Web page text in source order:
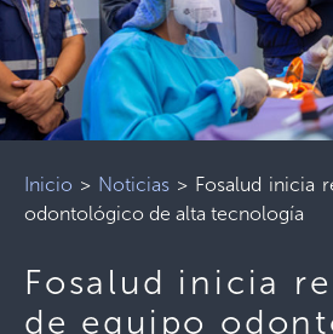
Inicio > Noticias > Fosalud inicia
odontológico de alta tecnología
Fosalud inicia
de equipo